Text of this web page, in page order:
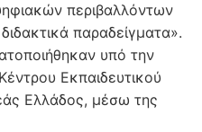
περιβαλλόντων
παραδείγματα».
υπό την
Εκπαιδευτικού
Ελλάδος, μέσω της